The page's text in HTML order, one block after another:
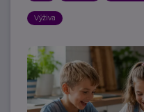
Výživa